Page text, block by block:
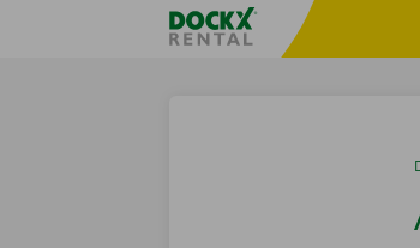
Taalselectie overslaanFratello DEMO